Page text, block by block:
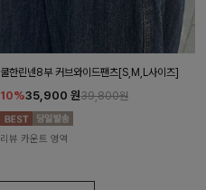
쿨한린넨8부 커브와이드팬츠[S,M,L사이즈]
10%35,900 원39,800원
리뷰 카운트 영역